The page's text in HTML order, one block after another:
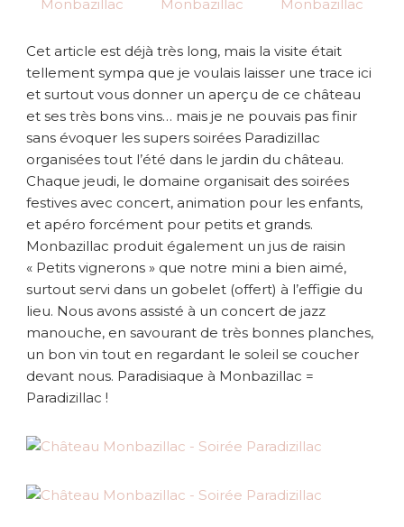
Cet article est déjà très long, mais la visite était
tellement sympa que je voulais laisser une trace ici
et surtout vous donner un aperçu de ce château
et ses très bons vins… mais je ne pouvais pas finir
sans évoquer les supers soirées Paradizillac
organisées tout l’été dans le jardin du château.
Chaque jeudi, le domaine organisait des soirées
festives avec concert, animation pour les enfants,
et apéro forcément pour petits et grands.
Monbazillac produit également un jus de raisin
« Petits vignerons » que notre mini a bien aimé,
surtout servi dans un gobelet (offert) à l’effigie du
lieu. Nous avons assisté à un concert de jazz
manouche, en savourant de très bonnes planches,
un bon vin tout en regardant le soleil se coucher
devant nous. Paradisiaque à Monbazillac =
Paradizillac !